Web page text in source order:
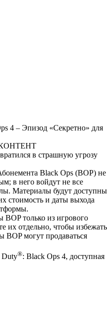
4 – Эпизод «Секретно» для
в страшную угрозу
Black Ops (BOP) не
в него войдут не все
Материалы будут доступны
стоимость и даты выхода
BOP только из игрового
их отдельно, чтобы избежать
BOP могут продаваться
Duty®: Black Ops 4, доступная